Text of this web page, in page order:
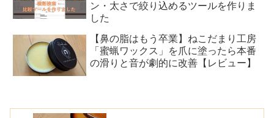
ン・太さで絞り込めるツールを作りま
した
【鼻の脂はもう卒業】ねこだまり工房
「蜜蝋ワックス」を爪に塗ったら本番
の滑りと音が劇的に改善【レビュー】